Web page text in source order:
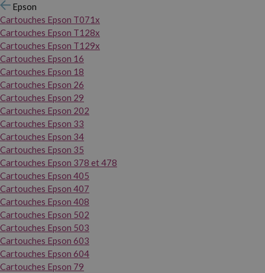
Epson
Cartouches Epson T071x
Cartouches Epson T128x
Cartouches Epson T129x
Cartouches Epson 16
Cartouches Epson 18
Cartouches Epson 26
Cartouches Epson 29
Cartouches Epson 202
Cartouches Epson 33
Cartouches Epson 34
Cartouches Epson 35
Cartouches Epson 378 et 478
Cartouches Epson 405
Cartouches Epson 407
Cartouches Epson 408
Cartouches Epson 502
Cartouches Epson 503
Cartouches Epson 603
Cartouches Epson 604
Cartouches Epson 79